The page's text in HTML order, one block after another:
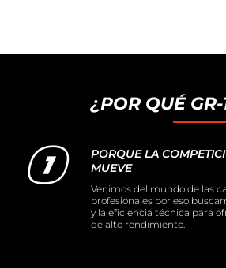
¿POR QUÉ
PORQUE LA
MUEVE
Venimos del mundo de las
profesionales por eso
y la eficiencia técnica para
de alto rendimiento.